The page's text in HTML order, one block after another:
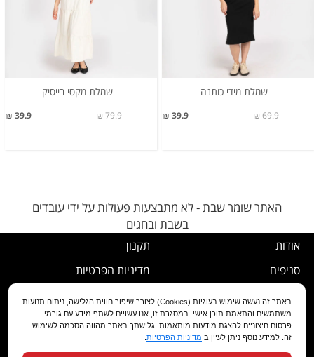
שמלת מידי כותנה
39.9 ₪ 69.9 ₪
שמלת מקסי בייסיק
39.9 ₪ 79.9 ₪
האתר שומר שבת - לא מתבצעות פעולות על ידי עובדים
בשבת ובחגים
אודות
סניפים
שירות לקוחות
מועדון לקוחות
תקנון
מדיניות הפרטיות
נוהל ביטול עסקה
מדיניות החלפה/החזרה/ביטול
הצהרת נגישות
באתר זה נעשה שימוש בעוגיות (Cookies) לצורך שיפור חווית הגלישה, ניתוח תנועות
משתמשים והתאמת תוכן אישי. במסגרת זו, אנו עשויים לשתף מידע עם גורמי
פרסום חיצוניים להצגת מודעות מותאמות. גלישתך באתר מהווה הסכמה לשימוש
זה. למידע נוסף ניתן לעיין ב מדיניות הפרטיות